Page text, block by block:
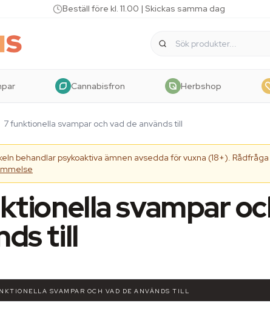
Beställ före kl. 11.00 | Skickas samma dag
Cannabisfron Herbshop
7 funktionella svampar och vad de används till
behandlar psykoaktiva ämnen avsedda för vuxna (18+).
svampar
till
SVAMPAR OCH VAD DE ANVÄNDS TILL